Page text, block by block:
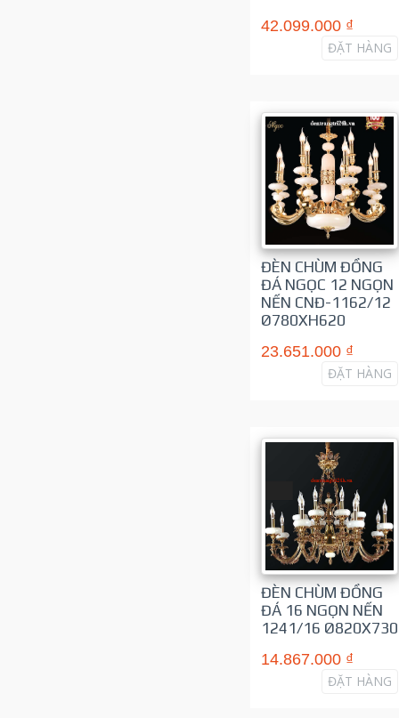
42.099.000 ₫
ĐẶT HÀNG
ĐÈN CHÙM ĐỒNG
ĐÁ NGỌC 12 NGỌN
NẾN CNĐ-1162/12
Ø780XH620
23.651.000 ₫
ĐẶT HÀNG
ĐÈN CHÙM ĐỒNG
ĐÁ 16 NGỌN NẾN
1241/16 Ø820X730
14.867.000 ₫
ĐẶT HÀNG